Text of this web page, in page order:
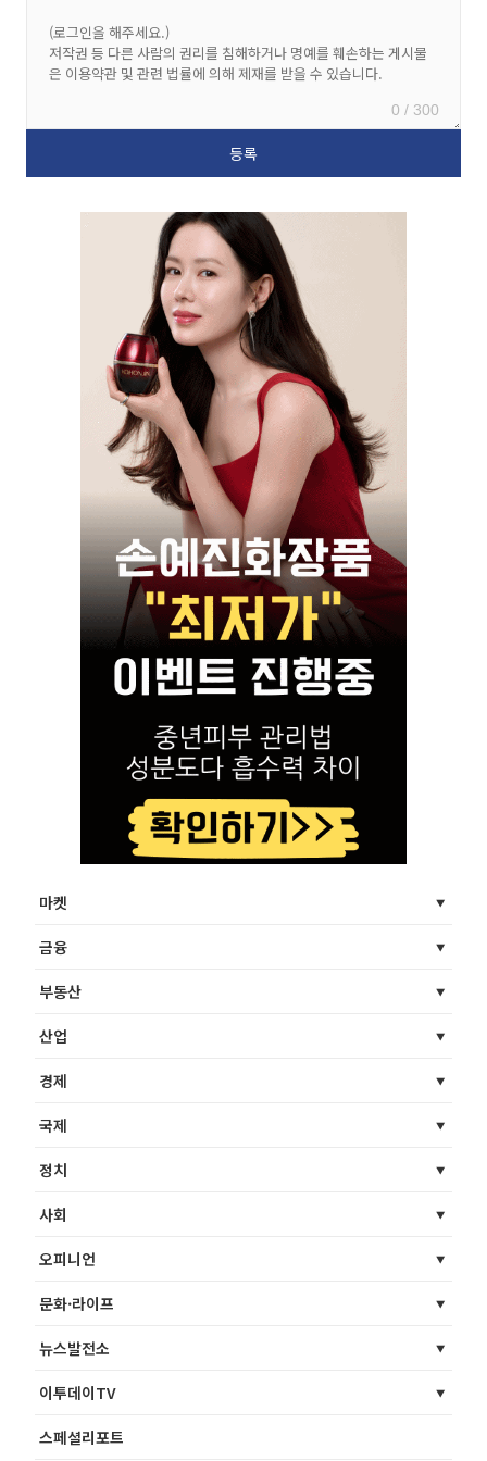
0 / 300
마켓
금융
부동산
산업
경제
국제
정치
사회
오피니언
문화·라이프
뉴스발전소
이투데이TV
스페셜리포트